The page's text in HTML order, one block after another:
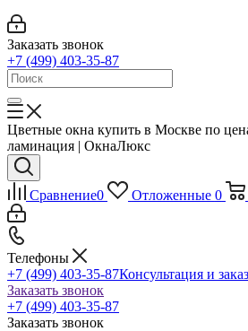
Заказать звонок
+7 (499) 403-35-87
Цветные окна купить в Москве по
ламинация | ОкнаЛюкс
Сравнение0 Отложенные 0
Телефоны
+7 (499) 403-35-87Консультация и заказ
Заказать звонок
+7 (499) 403-35-87
Заказать звонок